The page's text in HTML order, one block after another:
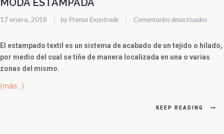
MODA ESTAMPADA
17 enero, 2018 | by Prensa Expotrade | Comentarios desactivadosen
El estampado textil es un sistema de acabado de un tejido o hilado,
por medio del cual se tiñe de manera localizada en una o varias
zonas del mismo.
(más…)
KEEP READING